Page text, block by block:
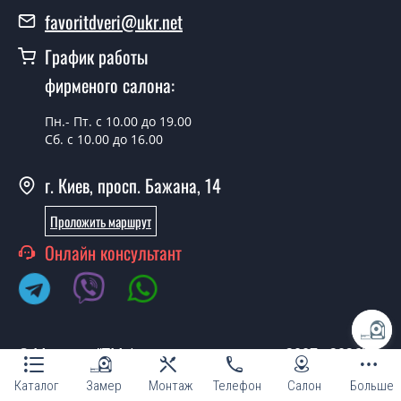
Каталог Замер Монтаж Телефон Салон Больше
белый - от 1800 грн.
Можно на сегодня вызвать
замерщика?
У вас есть в наличии готовые
дверные полотна?
Да, мы имеем большой ассортимент готовых дверных
полотен.
Вы делаете нестандартные двери?
нестандартных размеров.
Можно ли сделать межкомнатную
favoritdveri@ukr.net
График работы
фирменого салона:
Пн.- Пт. с 10.00 до 19.00
Сб. с 10.00 до 16.00
г. Киев, просп. Бажана, 14
Проложить маршрут
Онлайн консультант
© Магазин "ТМ Фаворит двери и окна 2007 - 2026"